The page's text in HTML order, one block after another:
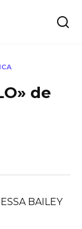
de
BAILEY